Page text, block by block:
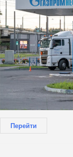
Перейти